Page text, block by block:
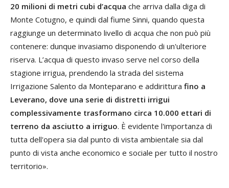
20 milioni di metri cubi d’acqua che arriva dalla diga di
Monte Cotugno, e quindi dal fiume Sinni, quando questa
raggiunge un determinato livello di acqua che non può più
contenere: dunque invasiamo disponendo di un'ulteriore
riserva. L’acqua di questo invaso serve nel corso della
stagione irrigua, prendendo la strada del sistema
Irrigazione Salento da Monteparano e addirittura fino a
Leverano, dove una serie di distretti irrigui
complessivamente trasformano circa 10.000 ettari di
terreno da asciutto a irriguo. È evidente l'importanza di
tutta dell'opera sia dal punto di vista ambientale sia dal
punto di vista anche economico e sociale per tutto il nostro
territorio».